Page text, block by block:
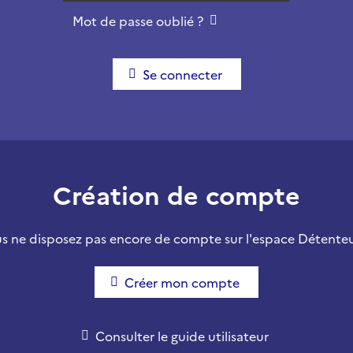
Mot de passe oublié ?
Se connecter
Création de compte
ne disposez pas encore de compte sur l'espace
Créer mon compte
Consulter le guide utilisateur